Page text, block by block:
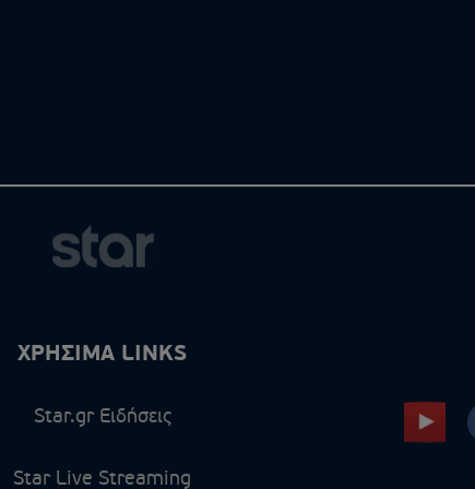
ΧΡΗΣΙΜΑ LINKS
Star.gr Ειδήσεις
Star Live Streaming